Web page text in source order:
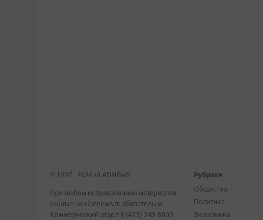
© 1997 - 2026 VLADNEWS
При любом использовании материалов
ссылка на vladnews.ru обязательна.
Коммерческий отдел 8 (423) 249-8800
Рубрики
Общество
Политика
Экономика